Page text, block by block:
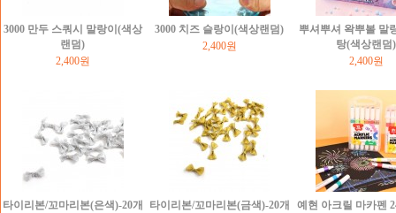
3000 만두 스쿼시 말랑이(색상
랜덤)
2,400원
3000 치즈 슬랑이(색상랜덤)
2,400원
뿌셔뿌셔 왁뿌볼 말
탕(색상랜덤)
2,400원
타이리본/꼬마리본(은색)-20개
타이리본/꼬마리본(금색)-20개
예현 아크릴 마카펜